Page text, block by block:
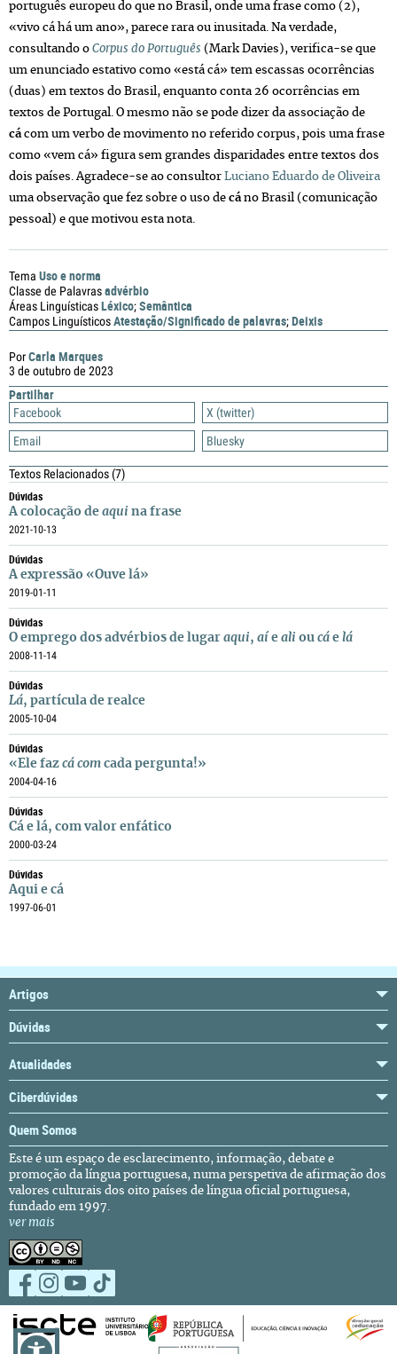
PorCarla Marques
3 de outubro de 2023
Partilhar
Facebook
X (twitter)
Email
Bluesky
Textos Relacionados(7)
Dúvidas
A colocação de aqui na frase
2021-10-13
Dúvidas
A expressão «Ouve lá»
2019-01-11
Dúvidas
O emprego dos advérbios de lugar aqui, aí e ali ou cá e lá
2008-11-14
Dúvidas
Lá, partícula de realce
2005-10-04
Dúvidas
«Ele faz cá com cada pergunta!»
2004-04-16
Dúvidas
Cá e lá, com valor enfático
2000-03-24
Dúvidas
Aqui e cá
1997-06-01
português europeu do que no Brasil, onde uma frase como (2),
«vivo cá há um ano», parece rara ou inusitada. Na verdade,
consultando o Corpus do Português (Mark Davies), verifica-se que
um enunciado estativo como «está cá» tem escassas ocorrências
(duas) em textos do Brasil, enquanto conta 26 ocorrências em
textos de Portugal. O mesmo não se pode dizer da associação de
cácom um verbo de movimento no referido corpus, pois uma frase
como «vem cá» figura sem grandes disparidades entre textos dos
dois países. Agradece-se ao consultor Luciano Eduardo de Oliveira
uma observação que fez sobre o uso de cáno Brasil (comunicação
pessoal) e que motivou esta nota.
Tema Uso e norma
Classe de Palavrasadvérbio
Áreas LinguísticasLéxico;Semântica
Campos LinguísticosAtestação/Significado de palavras;Deixis
Artigos
Dúvidas
Atualidades
Ciberdúvidas
Quem Somos
Este é um espaço de esclarecimento, informação, debate e
promoção da língua portuguesa, numa perspetiva de afirmação dos
valores culturais dos oito países de língua oficial portuguesa,
fundado em 1997.
ver mais